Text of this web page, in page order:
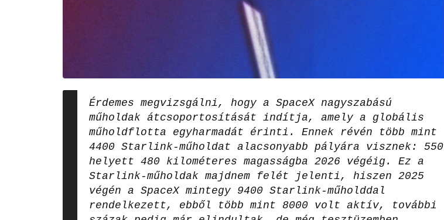
Érdemes megvizsgálni, hogy a SpaceX nagyszabású
műholdak átcsoportosítását indítja, amely a globális
műholdflotta egyharmadát érinti. Ennek révén több mint
4400 Starlink-műholdat alacsonyabb pályára visznek: 550
helyett 480 kilométeres magasságba 2026 végéig. Ez a
Starlink-műholdak majdnem felét jelenti, hiszen 2025
végén a SpaceX mintegy 9400 Starlink-műholddal
rendelkezett, ebből több mint 8000 volt aktív, további